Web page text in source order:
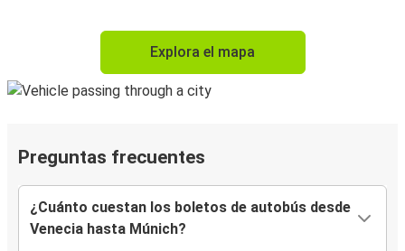
Explora el mapa
Preguntas frecuentes
¿Cuánto cuestan los boletos de autobús desde
Venecia hasta Múnich?